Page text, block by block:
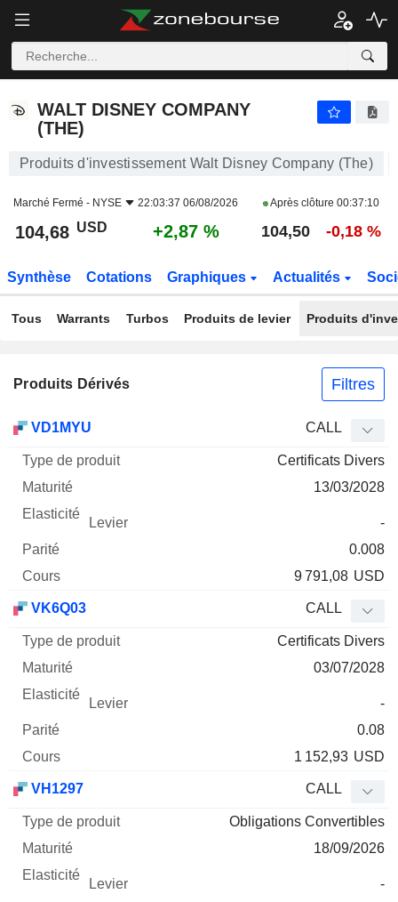
WALT DISNEY COMPANY
(THE)
Produits d'investissement Walt Disney Company (The)
Marché Fermé - NYSE 22:03:37 06/08/2026 Après clôture 00:37:10
104,68 USD +2,87 % 104,50 -0,18 %
Synthèse Cotations Graphiques Actualités
Tous Warrants Turbos Produits de levier Produits
Produits Dérivés Filtres
Mnemo Type produit
Elasticité Levier Parité
VD1MYU CALL
Certificats Divers
13/03/2028
-
0.008
9 791,08 USD
VK6Q03 CALL
Certificats Divers
03/07/2028
-
0.08
1 152,93 USD
VH1297 CALL
Obligations Convertibles
18/09/2026
-